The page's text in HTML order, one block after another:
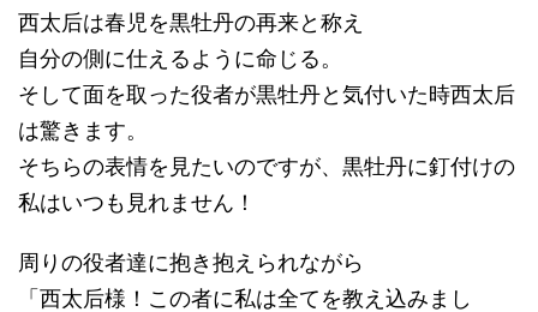
西太后は春児を黒牡丹の再来と称え
自分の側に仕えるように命じる。
そして面を取った役者が黒牡丹と気付いた時西太后
は驚きます。
そちらの表情を見たいのですが、黒牡丹に釘付けの
私はいつも見れません！
周りの役者達に抱き抱えられながら
「西太后様！この者に私は全てを教え込みまし